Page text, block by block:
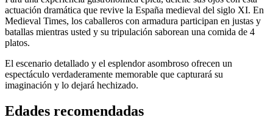
actuación dramática que revive la España medieval del siglo XI. En
Medieval Times, los caballeros con armadura participan en justas y
batallas mientras usted y su tripulación saborean una comida de 4
platos.
El escenario detallado y el esplendor asombroso ofrecen un
espectáculo verdaderamente memorable que capturará su
imaginación y lo dejará hechizado.
Edades recomendadas